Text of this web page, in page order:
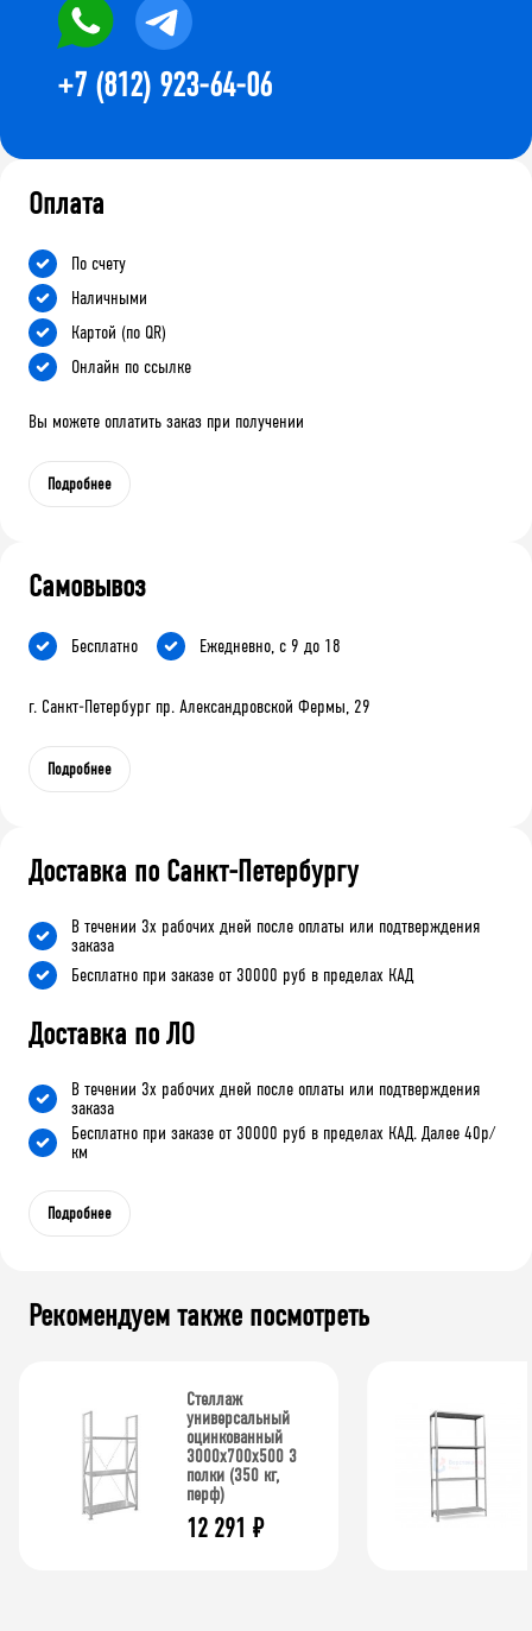
+7 (812) 923-64-06
Оплата
По счету
Наличными
Картой (по QR)
Онлайн по ссылке
Вы можете оплатить заказ при получении
Подробнее
Самовывоз
Бесплатно Ежедневно, с 9 до 18
г. Санкт-Петербург пр. Александровской Фермы, 29
Подробнее
Доставка по Санкт-Петербургу
В течении 3х рабочих дней после оплаты или подтверждения
заказа
Бесплатно при заказе от 30000 руб в пределах КАД
Доставка по ЛО
В течении 3х рабочих дней после оплаты или подтверждения
заказа
Бесплатно при заказе от 30000 руб в пределах КАД. Далее 40р/
км
Подробнее
Рекомендуем также посмотреть
Стеллаж
универсальный
оцинкованный
3000x700x500 3
полки (350 кг,
перф)
12 291 ₽